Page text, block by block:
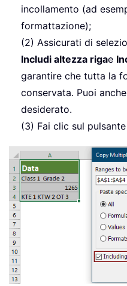
incollamento (ad
formattazione);
(2) Assicurati di
Includi altezza rigae
garantire che tutta la
conservata. Puoi
desiderato.
(3) Fai clic sul pulsante